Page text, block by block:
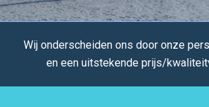
Wij onderscheiden ons door onze
en een uitstekende prijs/